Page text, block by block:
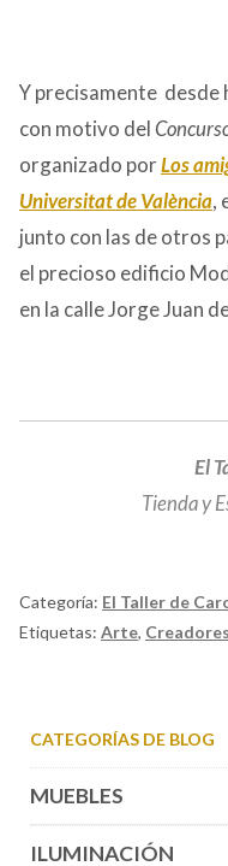
Y precisamente desde
con motivo del
organizado porLos
Universitat de València,
junto con las de otros
el precioso edificio
en la calle Jorge Juan
El
Tienda y
Categoría: El Taller de
Etiquetas: Arte, Creadores
CATEGORÍAS DE BLOG
MUEBLES
ILUMINACIÓN